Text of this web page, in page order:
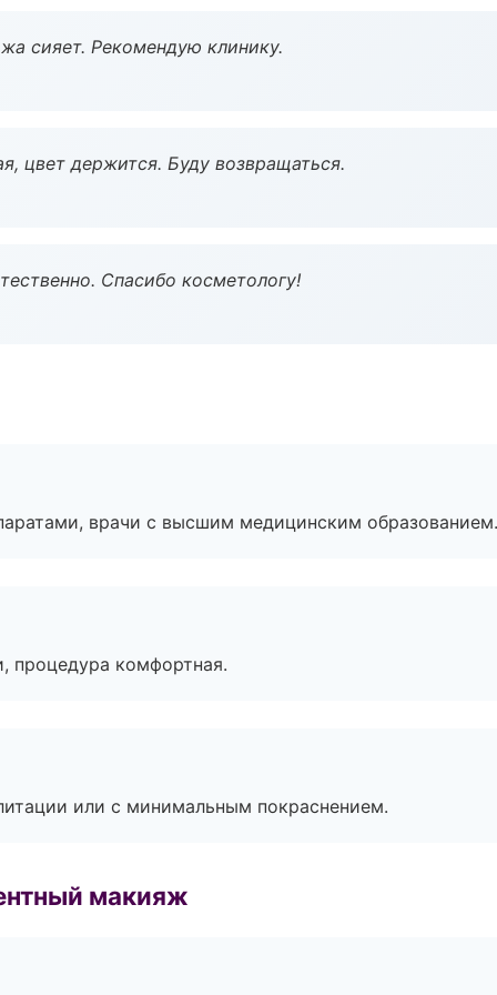
сияет. Рекомендую клинику.
цвет держится. Буду возвращаться.
Спасибо косметологу!
врачи с высшим медицинским образованием.
процедура комфортная.
или с минимальным покраснением.
макияж